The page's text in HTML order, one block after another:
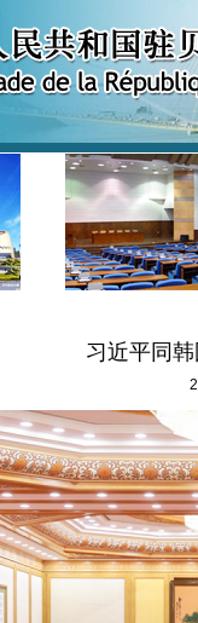
习近平同